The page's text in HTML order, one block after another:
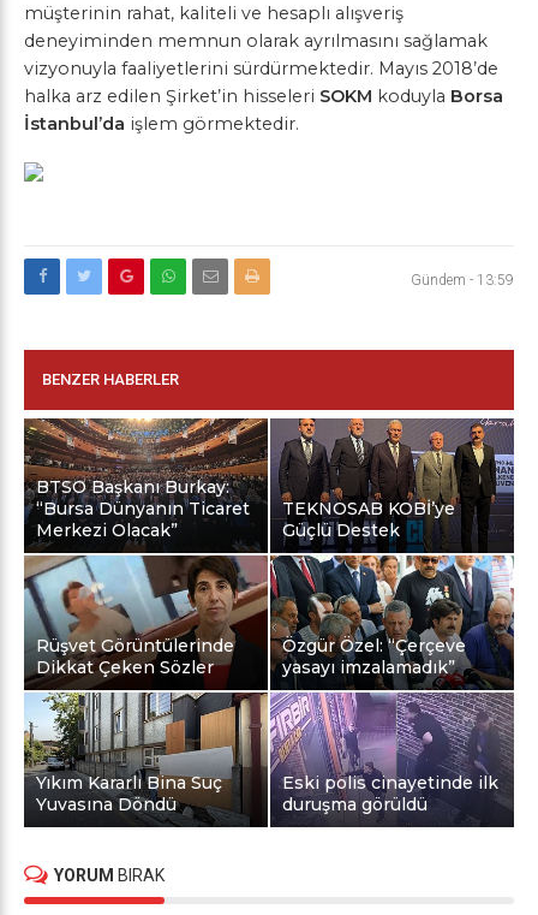
müşterinin rahat, kaliteli ve hesaplı alışveriş
deneyiminden memnun olarak ayrılmasını sağlamak
vizyonuyla faaliyetlerini sürdürmektedir. Mayıs 2018’de
halka arz edilen Şirket’in hisseleri SOKM koduyla Borsa
İstanbul’da işlem görmektedir.
Gündem - 13:59
BENZER HABERLER
BTSO Başkanı Burkay:
“Bursa Dünyanın Ticaret
Merkezi Olacak”
TEKNOSAB KOBİ’ye
Güçlü Destek
Rüşvet Görüntülerinde
Dikkat Çeken Sözler
Özgür Özel: “Çerçeve
yasayı imzalamadık”
Yıkım Kararlı Bina Suç
Yuvasına Döndü
Eski polis cinayetinde ilk
duruşma görüldü
YORUM BIRAK